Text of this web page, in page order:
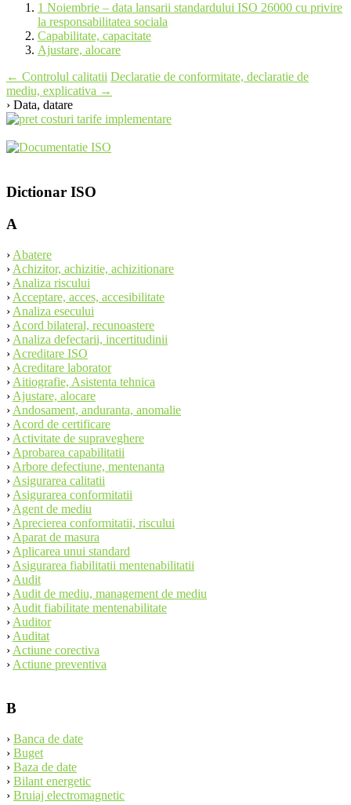
1 Noiembrie – data lansarii standardului ISO 26000 cu privire
la responsabilitatea sociala
Capabilitate, capacitate
Ajustare, alocare
Post
navigation
← Controlul calitatii Declaratie de conformitate, declaratie de
mediu, explicativa →
› Data, datare
Dictionar ISO
A
› Abatere
› Achizitor, achizitie, achizitionare
› Analiza riscului
› Acceptare, acces, accesibilitate
› Analiza esecului
› Acord bilateral, recunoastere
› Analiza defectarii, incertitudinii
› Acreditare ISO
› Acreditare laborator
› Aitiografie, Asistenta tehnica
› Ajustare, alocare
› Andosament, anduranta, anomalie
› Acord de certificare
› Activitate de supraveghere
› Aprobarea capabilitatii
› Arbore defectiune, mentenanta
› Asigurarea calitatii
› Asigurarea conformitatii
› Agent de mediu
› Aprecierea conformitatii, riscului
› Aparat de masura
› Aplicarea unui standard
› Asigurarea fiabilitatii mentenabilitatii
› Audit
› Audit de mediu, management de mediu
› Audit fiabilitate mentenabilitate
› Auditor
› Auditat
› Actiune corectiva
› Actiune preventiva
B
› Banca de date
› Buget
› Baza de date
› Bilant energetic
› Bruiaj electromagnetic